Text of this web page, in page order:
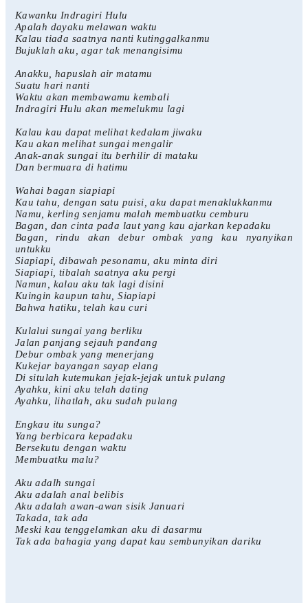
Kawanku Indragiri Hulu
Apalah dayaku melawan waktu
Kalau tiada saatnya nanti kutinggalkanmu
Bujuklah aku, agar tak menangisimu
Anakku, hapuslah air matamu
Suatu hari nanti
Waktu akan membawamu kembali
Indragiri Hulu akan memelukmu lagi
Kalau kau dapat melihat kedalam jiwaku
Kau akan melihat sungai mengalir
Anak-anak sungai itu berhilir di mataku
Dan bermuara di hatimu
Wahai bagan siapiapi
Kau tahu, dengan satu puisi, aku dapat menaklukkanmu
Namu, kerling senjamu malah membuatku cemburu
Bagan, dan cinta pada laut yang kau ajarkan kepadaku
Bagan, rindu akan debur ombak yang kau nyanyikan
untukku
Siapiapi, dibawah pesonamu, aku minta diri
Siapiapi, tibalah saatnya aku pergi
Namun, kalau aku tak lagi disini
Kuingin kaupun tahu, Siapiapi
Bahwa hatiku, telah kau curi
Kulalui sungai yang berliku
Jalan panjang sejauh pandang
Debur ombak yang menerjang
Kukejar bayangan sayap elang
Di situlah kutemukan jejak-jejak untuk pulang
Ayahku, kini aku telah dating
Ayahku, lihatlah, aku sudah pulang
Engkau itu sunga?
Yang berbicara kepadaku
Bersekutu dengan waktu
Membuatku malu?
Aku adalh sungai
Aku adalah anal belibis
Aku adalah awan-awan sisik Januari
Takada, tak ada
Meski kau tenggelamkan aku di dasarmu
Tak ada bahagia yang dapat kau sembunyikan dariku